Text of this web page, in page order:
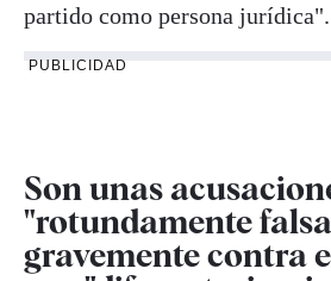
partido como persona jurídica".
PUBLICIDAD
Son unas
"rotundamente
gravemente contra